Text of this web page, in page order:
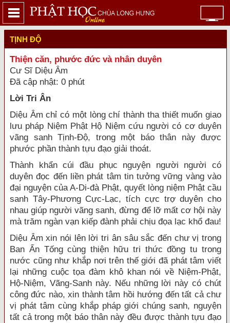
TỊNH ĐỘ
Thiện căn, phước đức và nhân duyên
Cư Sĩ Diệu Âm
Đã cập nhật: 0 phút
Lời Tri Ân
Diệu Âm chỉ có một lòng chí thành tha thiết muốn giao
lưu pháp Niệm Phật Hộ Niệm cứu người có cơ duyên
vãng sanh Tịnh-Độ, trong một báo thân này được
phước phần thành tựu đạo giải thoát.
Thành khẩn cúi đầu phục nguyện người người có
duyên đọc đến liền phát tâm tin tưởng vững vàng vào
đại nguyện của A-Di-đà Phật, quyết lòng niệm Phật cầu
sanh Tây-Phương Cực-Lạc, tích cực trợ duyên cho
nhau giúp người vãng sanh, đừng để lỡ mất cơ hội này
mà trăm ngàn vạn kiếp đành phải chịu đọa lạc khổ đau!
Diệu Âm xin nói lên lời tri ân sâu sắc đến chư vị trong
Ban Ấn Tống cùng thiện hữu tri thức đồng tu trong
nước cũng như khắp nơi trên thế giới đã phát tâm viết
lại những cuộc tọa đàm khô khan nói về Niệm-Phật,
Hộ-Niệm, Vãng-Sanh này. Nếu những lời này có chút
công đức nào, xin thành tâm hồi hướng đến tất cả chư
vị phát tâm cùng khắp pháp giới chúng sanh, nguyện
tất cả trong một báo thân này đều được thành tựu đạo